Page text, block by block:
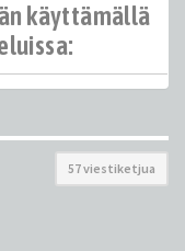
käyttämällä
57 viestiketjua